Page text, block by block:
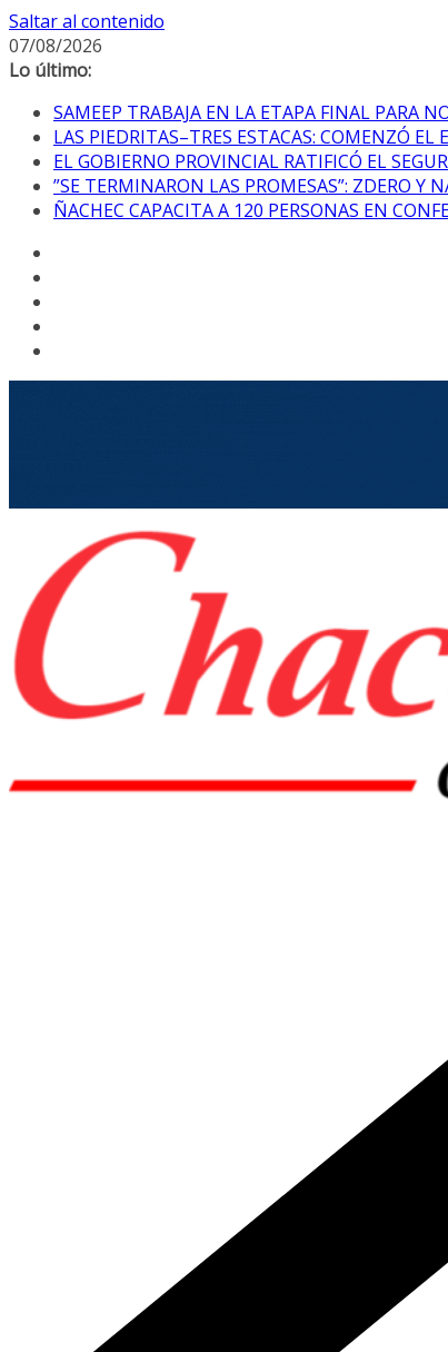
Saltar al contenido
07/08/2026
Lo último:
SAMEEP TRABAJA EN LA ETAPA FINAL PARA
LAS PIEDRITAS–TRES ESTACAS: COMENZÓ
EL GOBIERNO PROVINCIAL RATIFICÓ EL
”SE TERMINARON LAS PROMESAS”: ZDERO Y
ÑACHEC CAPACITA A 120 PERSONAS EN